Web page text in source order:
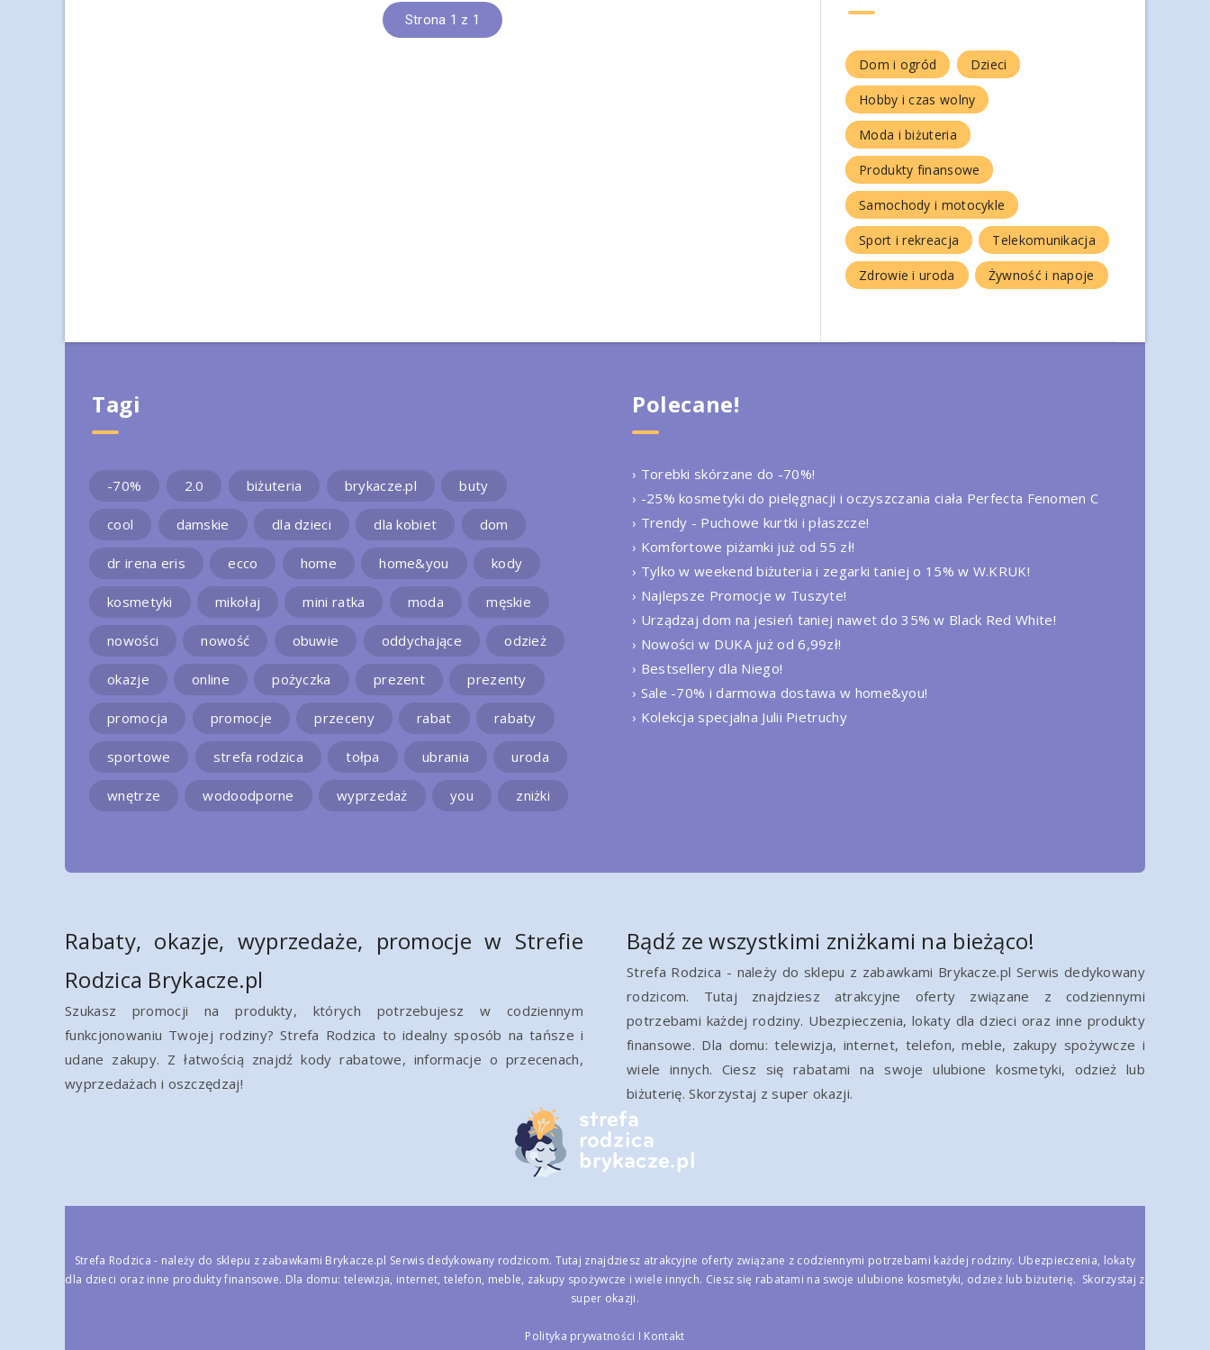
Strona 1 z 1
Dom i ogród Dzieci
Hobby i czas wolny
Moda i biżuteria
Produkty finansowe
Samochody i motocykle
Sport i rekreacja Telekomunikacja
Zdrowie i uroda Żywność i napoje
Tagi
-70% 2.0 biżuteria brykacze.pl buty
cool damskie dla dzieci dla kobiet dom
dr irena eris ecco home home&you kody
kosmetyki mikołaj mini ratka moda męskie
nowości nowość obuwie oddychające odzież
okazje online pożyczka prezent prezenty
promocja promocje przeceny rabat rabaty
sportowe strefa rodzica tołpa ubrania uroda
wnętrze wodoodporne wyprzedaż you zniżki
Polecane!
› Torebki skórzane do -70%!
› -25% kosmetyki do pielęgnacji i oczyszczania ciała Perfecta Fenomen C
› Trendy - Puchowe kurtki i płaszcze!
› Komfortowe piżamki już od 55 zł!
› Tylko w weekend biżuteria i zegarki taniej o 15% w W.KRUK!
› Najlepsze Promocje w Tuszyte!
› Urządzaj dom na jesień taniej nawet do 35% w Black Red White!
› Nowości w DUKA już od 6,99zł!
› Bestsellery dla Niego!
› Sale -70% i darmowa dostawa w home&you!
› Kolekcja specjalna Julii Pietruchy
Rabaty, okazje, wyprzedaże, promocje w Strefie
Rodzica Brykacze.pl
Szukasz promocji na produkty, których potrzebujesz w codziennym
funkcjonowaniu Twojej rodziny? Strefa Rodzica to idealny sposób na tańsze i
udane zakupy. Z łatwością znajdź kody rabatowe, informacje o przecenach,
wyprzedażach i oszczędzaj!
Bądź ze wszystkimi zniżkami na bieżąco!
Strefa Rodzica - należy do sklepu z zabawkami Brykacze.pl Serwis dedykowany
rodzicom. Tutaj znajdziesz atrakcyjne oferty związane z codziennymi
potrzebami każdej rodziny. Ubezpieczenia, lokaty dla dzieci oraz inne produkty
finansowe. Dla domu: telewizja, internet, telefon, meble, zakupy spożywcze i
wiele innych. Ciesz się rabatami na swoje ulubione kosmetyki, odzież lub
biżuterię. Skorzystaj z super okazji.
Strefa Rodzica - należy do sklepu z zabawkami Brykacze.pl Serwis dedykowany rodzicom. Tutaj znajdziesz atrakcyjne oferty związane z codziennymi potrzebami każdej rodziny. Ubezpieczenia, lokaty
dla dzieci oraz inne produkty finansowe. Dla domu: telewizja, internet, telefon, meble, zakupy spożywcze i wiele innych. Ciesz się rabatami na swoje ulubione kosmetyki, odzież lub biżuterię. Skorzystaj z
super okazji.
Polityka prywatności I Kontakt